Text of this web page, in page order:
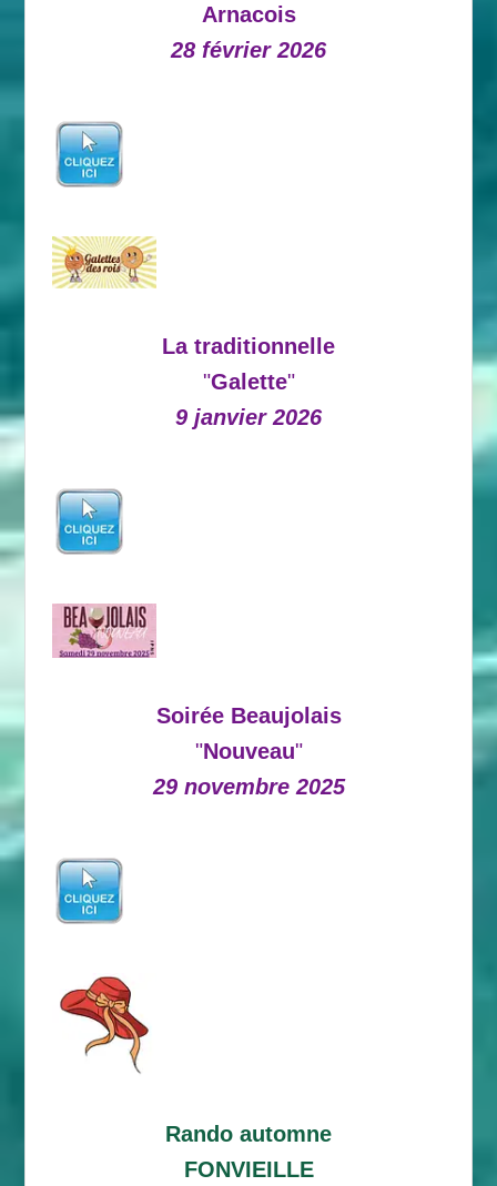
Arnacois
28 février 2026
La traditionnelle
"Galette"
9 janvier 2026
Soirée Beaujolais
"Nouveau"
29 novembre 2025
Rando automne
FONVIEILLE